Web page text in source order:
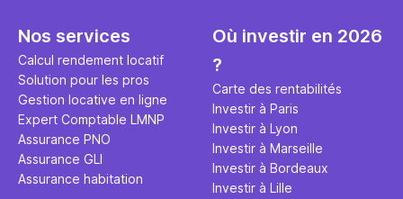
ce secret
principale
études et
Nos services
Calcul rendement locatif
Solution pour les pros
Gestion locative en ligne
Expert Comptable LMNP
Assurance PNO
Assurance GLI
Assurance habitation
Où investir en 2026
?
Carte des rentabilités
Investir à Paris
Investir à Lyon
Investir à Marseille
Investir à Bordeaux
Investir à Lille